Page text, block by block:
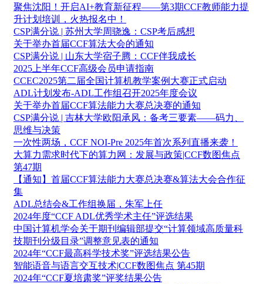
聚焦沈阳！开启AI+教育新征程——第3期CCF教师能力提
升计划培训，火热报名中！
CSP满分说 | 苏州大学周骁逸：CSP考后感想
关于举办首届CCF算法大会的通知
CSP满分说 | 山东大学宿子腾：CCF伴我成长
2025上半年CCF高级会员申请指南
CCEC2025第二届全国计算机教学案例大赛正式启动
ADL计划发布-ADL工作组召开2025年度会议
关于举办首届CCF算法能力大赛总决赛的通知
CSP满分说 | 吉林大学欧阳承风：备考三要素——码力、
思维与决策
一次性两场，CCF NOI-Pre 2025年首次系列直播来袭！
大算力需求时代下的算力网：发展与政策|CCF数图焦点
第47期
【通知】首届CCF算法能力大赛总决赛&算法大会合作征
集
ADL总结会&工作组换届，朱军上任
2024年度“CCF ADL优秀学术主任”评选结果
中国计算机学会关于期刊编辑部提交“计算领域高质量科
技期刊分级目录”调整意见表的通知
2024年“CCF最高科学技术奖”评选结果公告
智能语音与语言交互技术|CCF数图焦点 第45期
2024年“CCF夏培肃奖”评奖结果公告